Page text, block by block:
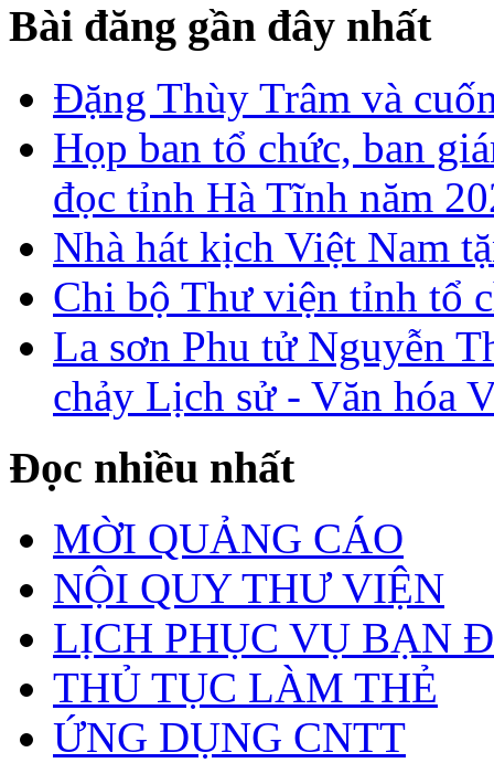
Bài đăng gần đây nhất
Đặng Thùy Trâm và
Họp ban tổ chức, ban
đọc tỉnh Hà Tĩnh năm
Nhà hát kịch Việt Nam
Chi bộ Thư viện tỉnh tổ
La sơn Phu tử Nguyễn
chảy Lịch sử - Văn hóa
Đọc nhiều nhất
MỜI QUẢNG CÁO
NỘI QUY THƯ VIỆN
LỊCH PHỤC VỤ BẠN
THỦ TỤC LÀM THẺ
ỨNG DỤNG CNTT